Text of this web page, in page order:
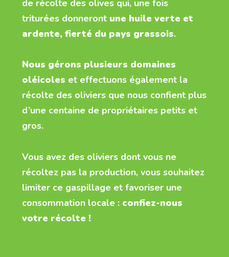
de récolte des olives qui, une fois
triturées donneront une huile verte et
ardente, fierté du pays grassois.
Nous gérons plusieurs domaines
oléicoles et effectuons également la
récolte des oliviers que nous confient plus
d’une centaine de propriétaires petits et
gros.
Vous avez des oliviers dont vous ne
récoltez pas la production, vous souhaitez
limiter ce gaspillage et favoriser une
consommation locale : confiez-nous
votre récolte !